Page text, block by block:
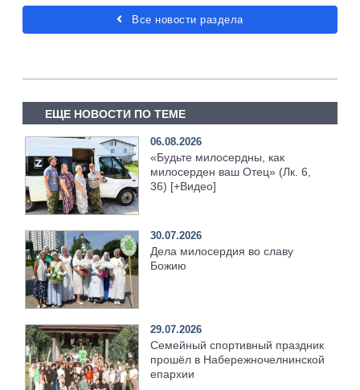
Все новости раздела
ЕЩЕ НОВОСТИ ПО ТЕМЕ
06.08.2026
«Будьте милосердны, как
милосерден ваш Отец» (Лк. 6,
36) [+Видео]
30.07.2026
Дела милосердия во славу
Божию
29.07.2026
Семейный спортивный праздник
прошёл в Набережночелнинской
епархии